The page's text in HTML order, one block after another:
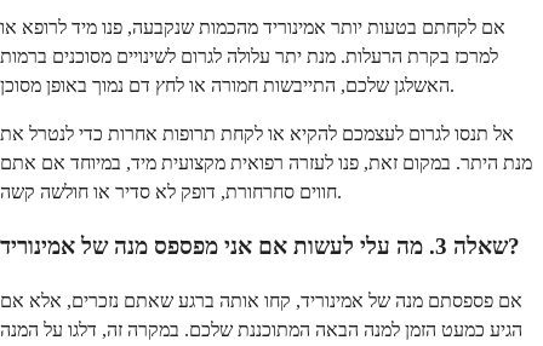
אם לקחתם בטעות יותר אמינוריד מהכמות שנקבעה, פנו מיד לרופא או
למרכז בקרת הרעלות. מנת יתר עלולה לגרום לשינויים מסוכנים ברמות
האשלגן שלכם, התייבשות חמורה או לחץ דם נמוך באופן מסוכן.
אל תנסו לגרום לעצמכם להקיא או לקחת תרופות אחרות כדי לנטרל את
מנת היתר. במקום זאת, פנו לעזרה רפואית מקצועית מיד, במיוחד אם אתם
חווים סחרחורת, דופק לא סדיר או חולשה קשה.
שאלה 3. מה עלי לעשות אם אני מפספס מנה של אמינוריד?
אם פספסתם מנה של אמינוריד, קחו אותה ברגע שאתם נזכרים, אלא אם
הגיע כמעט הזמן למנה הבאה המתוכננת שלכם. במקרה זה, דלגו על המנה